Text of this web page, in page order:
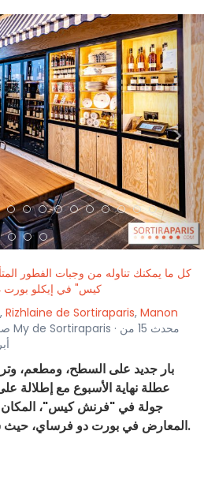
>
كل ما يمكنك تناوله من وجبات الفطور
كيس" في إيكلو
, Rizhlaine de Sortiraparis, Manon
بار جديد على السطح، ومطعم،
عطلة نهاية الأسبوع مع إطلالة
جولة في "فرنش كيس"،
المعارض في بورت دو فرساي، حيث ستحب الجلوس والاسترخاء.